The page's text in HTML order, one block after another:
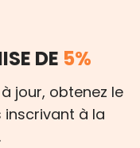
DE 5%
jour, obtenez le
inscrivant à la